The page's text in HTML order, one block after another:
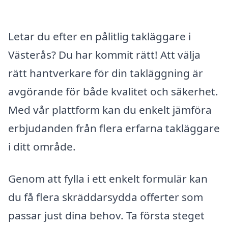
Letar du efter en pålitlig takläggare i
Västerås? Du har kommit rätt! Att välja
rätt hantverkare för din takläggning är
avgörande för både kvalitet och säkerhet.
Med vår plattform kan du enkelt jämföra
erbjudanden från flera erfarna takläggare
i ditt område.
Genom att fylla i ett enkelt formulär kan
du få flera skräddarsydda offerter som
passar just dina behov. Ta första steget